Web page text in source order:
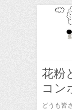
花粉
コン
どうも皆